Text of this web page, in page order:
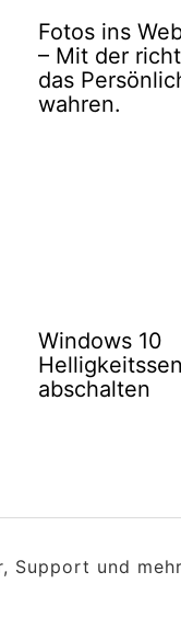
Fotos ins
– Mit der
das
wahren.
Windows 10
abschalten
Support und mehr